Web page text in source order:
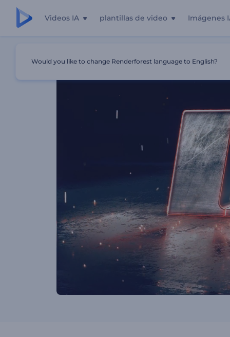
Videos IA plantillas de video Imágenes
Would you like to change Renderforest language to English?